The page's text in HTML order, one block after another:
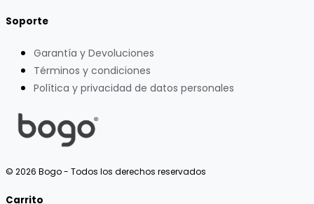
Soporte
Garantía y Devoluciones
Términos y condiciones
Política y privacidad de datos personales
© 2026 Bogo - Todos los derechos reservados
Carrito